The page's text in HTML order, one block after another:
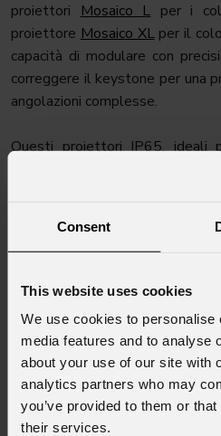
Consent
This website uses cookies
We use cookies to
media features and to analyse
about your use of our site with
analytics partners who may
you’ve provided to them or
their services.
proiettori
Mosaico L per i
proiettore Mosaico XLper il
capacità di modulare con
correggere il keystone per una
angolazioni complesse.
Questi proiettori IP65, ideali
condizioni difficili come
nazionale visibile da lontano.
Il team di Spazi Sonori Live
riusciti a superare
termine un'installazione di cui
La nuova illuminazione non
e culturale dell'Accademia